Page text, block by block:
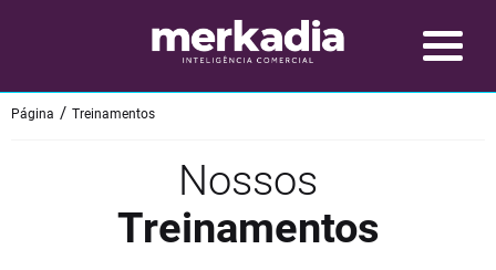
Página Treinamentos
Nossos
Treinamentos